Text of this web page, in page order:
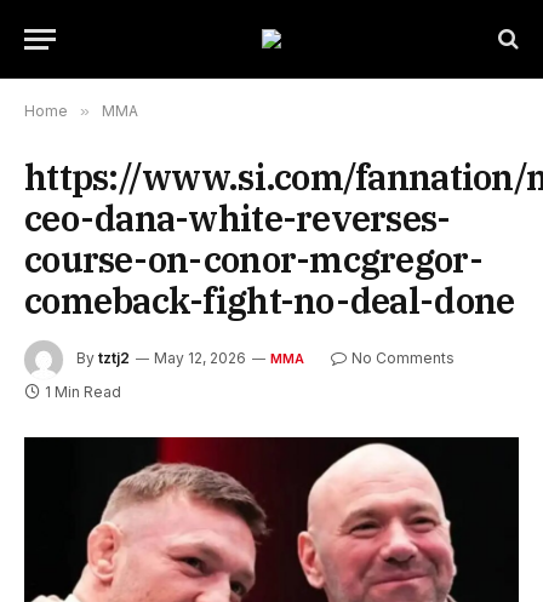
Home » MMA
https://www.si.com/fannation/
ceo-dana-white-reverses-
course-on-conor-mcgregor-
comeback-fight-no-deal-done
By tztj2 May 12, 2026 MMA
No Comments
1 Min Read